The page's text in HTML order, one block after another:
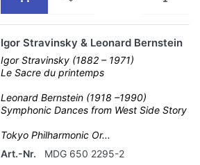
Igor Stravinsky & Leonard Bernstein
Igor Stravinsky (1882 – 1971)
Le Sacre du printemps
Leonard Bernstein (1918 –1990)
Symphonic Dances from West Side Story
Tokyo Philharmonic Or...
Art.-Nr.
MDG 650 2295-2